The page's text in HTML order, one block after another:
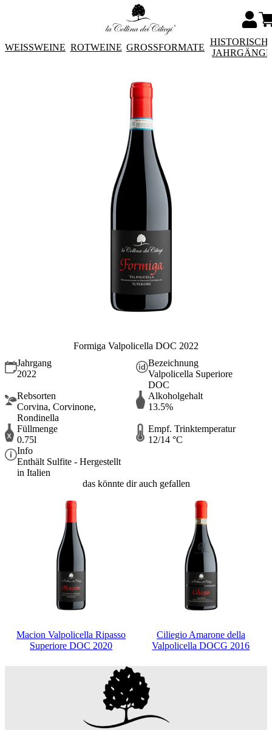
WEISSWEINE ROTWEINE GROSSFORMATE
JAHRGÄNGE
Formiga Valpolicella DOC 2022
Jahrgang
2022
Bezeichnung
Valpolicella Superiore
DOC
Rebsorten
Corvina, Corvinone,
Rondinella
Alkoholgehalt
13.5%
Füllmenge
0.75l
Empf. Trinktemperatur
12/14 °C
Info
Enthält Sulfite - Hergestellt
in Italien
das könnte dir auch gefallen
Macion Valpolicella Ripasso
Superiore DOC 2020
Ciliegio Amarone della
Valpolicella DOCG 2016